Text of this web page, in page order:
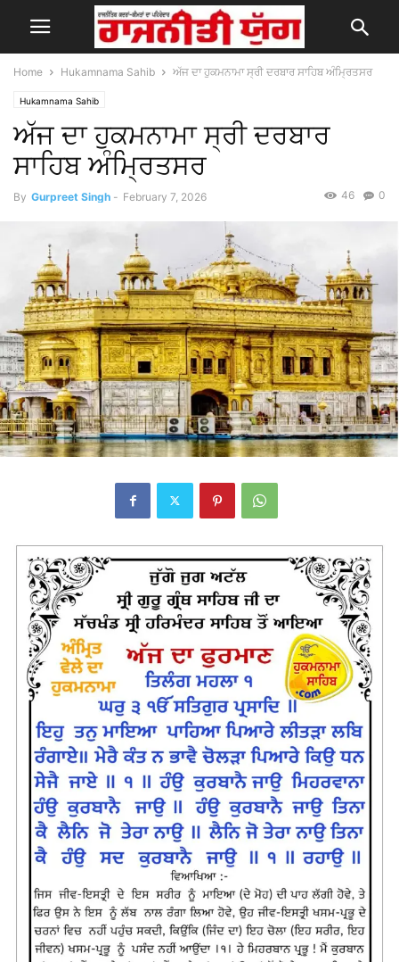
Home Hukamnama Sahib ਅੱਜ ਦਾ ਹੁਕਮਨਾਮਾ ਸ੍ਰੀ ਦਰਬਾਰ ਸਾਹਿਬ ਅੰਮ੍ਰਿਤਸਰ
Hukamnama Sahib
ਅੱਜ ਦਾ ਹੁਕਮਨਾਮਾ ਸ੍ਰੀ ਦਰਬਾਰ
ਸਾਹਿਬ ਅੰਮ੍ਰਿਤਸਰ
By Gurpreet Singh - February 7, 2026 0
46